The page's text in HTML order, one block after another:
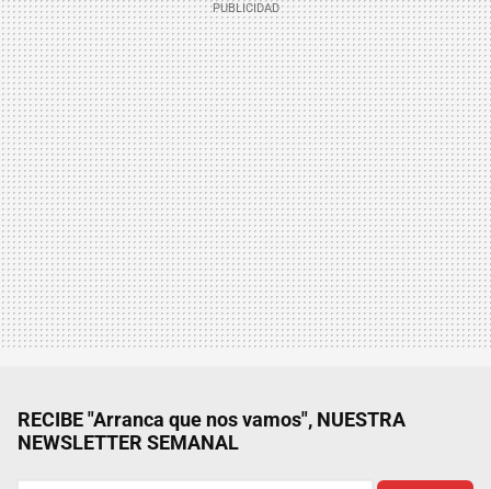
RECIBE "Arranca que nos vamos", NUESTRA
NEWSLETTER SEMANAL